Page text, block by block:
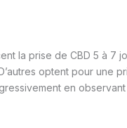
la prise de CBD 5 à 7
optent pour une
en